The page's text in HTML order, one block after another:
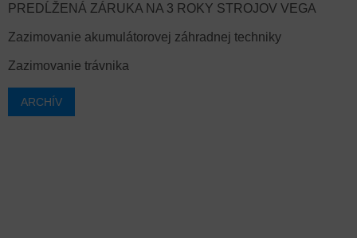
PREDĹŽENÁ ZÁRUKA NA 3 ROKY STROJOV VEGA
Zazimovanie akumulátorovej záhradnej techniky
Zazimovanie trávnika
ARCHÍV